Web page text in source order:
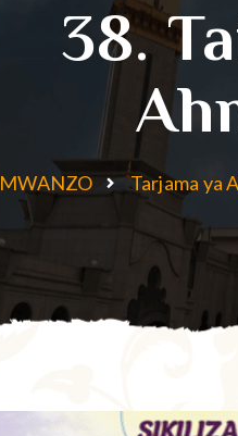
38.
MWANZO Tarjama ya